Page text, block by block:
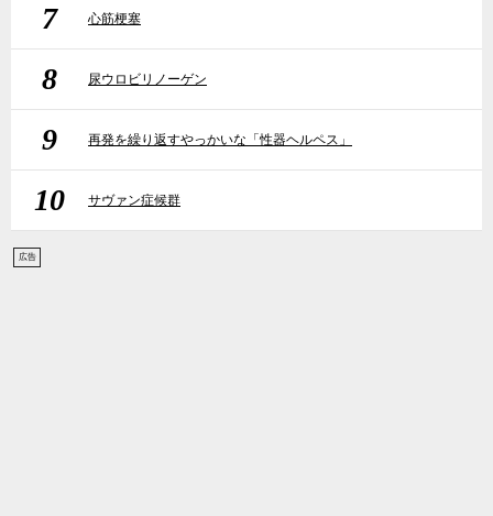
7 心筋梗塞
8 尿ウロビリノーゲン
9 再発を繰り返すやっかいな「性器ヘルペス」
10 サヴァン症候群
広告